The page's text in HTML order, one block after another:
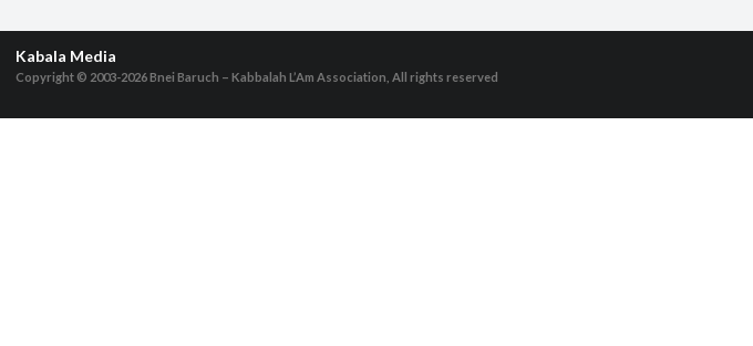
Kabala Media
Copyright © 2003-2026Bnei Baruch – Kabbalah L’Am Association, All rights reserved